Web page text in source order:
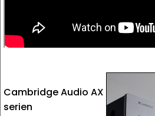
Cambridge Audio AX
serien